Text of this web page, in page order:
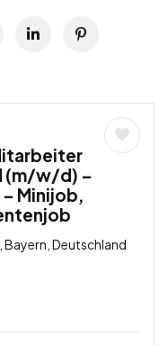
(m/w/d) –
Minijob,
Bayern, Deutschland